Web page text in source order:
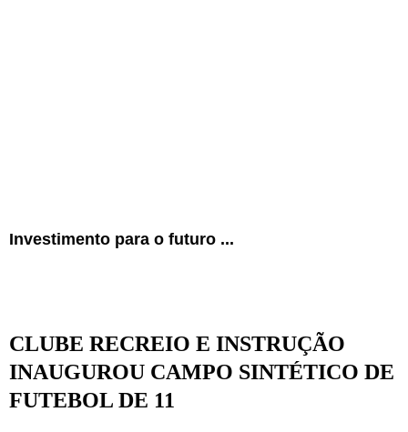
Investimento para o futuro ...
CLUBE RECREIO E INSTRUÇÃO
INAUGUROU CAMPO SINTÉTICO DE
FUTEBOL DE 11